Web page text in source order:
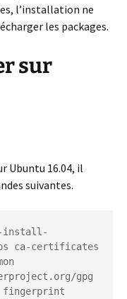
l’installation ne
les packages.
sur
Ubuntu 16.04, il
suivantes.
install-
ca-certificates
fingerprint